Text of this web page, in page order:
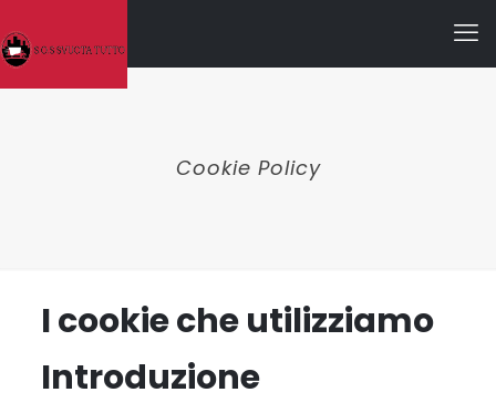
Cookie Policy
I cookie che utilizziamo
Introduzione